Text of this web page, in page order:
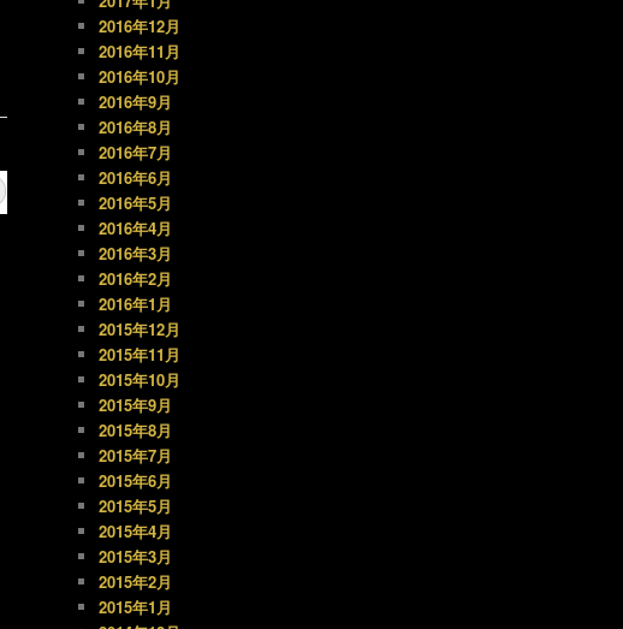
2016年12月
2016年11月
2016年10月
2016年9月
2016年8月
2016年7月
2016年6月
2016年5月
2016年4月
2016年3月
2016年2月
2016年1月
2015年12月
2015年11月
2015年10月
2015年9月
2015年8月
2015年7月
2015年6月
2015年5月
2015年4月
2015年3月
2015年2月
2015年1月